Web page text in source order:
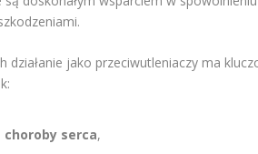
działanie jako przeciwutleniaczy ma
choroby serca,